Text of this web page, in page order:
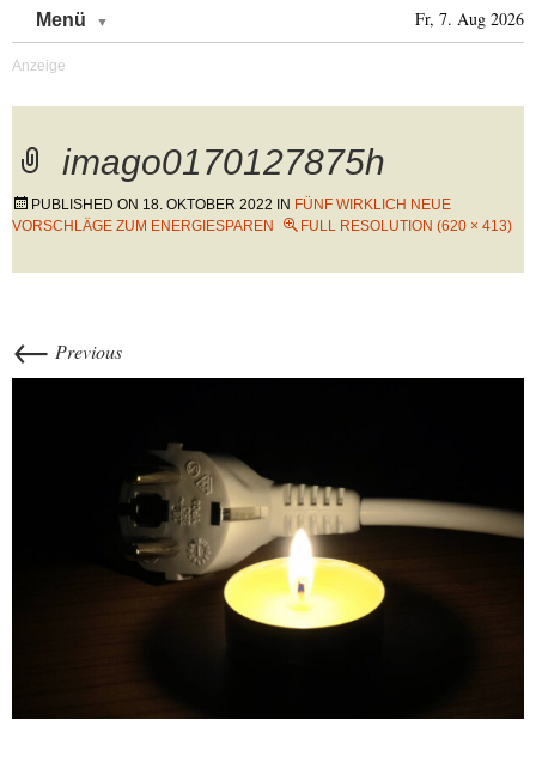
Menü Fr, 7. Aug 2026
imago0170127875h
PUBLISHED ON 18. OKTOBER 2022 IN FÜNF WIRKLICH NEUE
VORSCHLÄGE ZUM ENERGIESPAREN
FULL RESOLUTION (620 × 413)
← Previous